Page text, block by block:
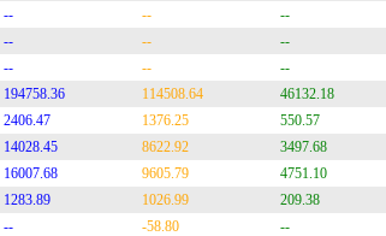
-- --
--
-- --
--
-- --
--
194758.36 114508.64
46132.18
2406.47 1376.25
550.57
14028.45 8622.92
3497.68
16007.68 9605.79
4751.10
1283.89 1026.99
209.38
-- -58.80
--